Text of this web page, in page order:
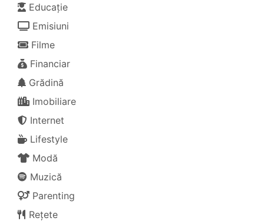
Educație
Emisiuni
Filme
Financiar
Grădină
Imobiliare
Internet
Lifestyle
Modă
Muzică
Parenting
Rețete